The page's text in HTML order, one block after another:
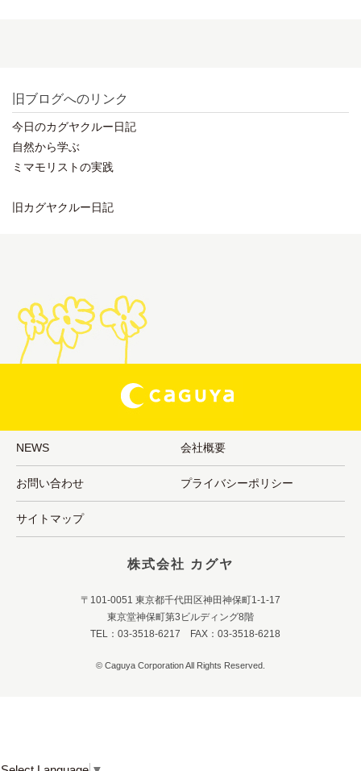
旧ブログへのリンク
今日のカグヤクルー日記
自然から学ぶ
ミマモリストの実践
旧カグヤクルー日記
NEWS 会社概要
お問い合わせ プライバシーポリシー
サイトマップ
株式会社 カグヤ
〒101-0051 東京都千代田区神田神保町1-1-17
東京堂神保町第3ビルディング8階
TEL：03-3518-6217 FAX：03-3518-6218
© Caguya Corporation All Rights Reserved.